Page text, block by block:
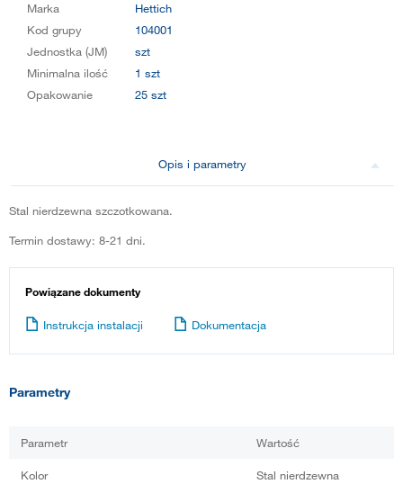
Marka
Hettich
Kod grupy
104001
Jednostka (JM)
szt
Minimalna ilość
1 szt
Opakowanie
25 szt
Opis i parametry
Stal nierdzewna szczotkowana.
Termin dostawy: 8-21 dni.
Powiązane dokumenty
Instrukcja instalacji Dokumentacja
Parametry
Parametr Wartość
Kolor Stal nierdzewna